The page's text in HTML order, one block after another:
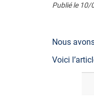
Publié le
Nous
Voici